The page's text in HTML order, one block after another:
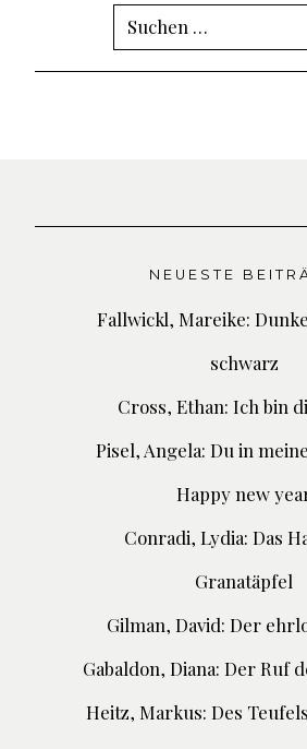
Suchen
nach:
NEUESTE
Fallwickl, Mareike:
schwarz
Cross, Ethan: Ich bin
Pisel, Angela: Du in
Happy new
Conradi, Lydia: Das
Granatäpfel
Gilman, David: Der
Gabaldon, Diana: Der Ruf
Heitz, Markus: Des